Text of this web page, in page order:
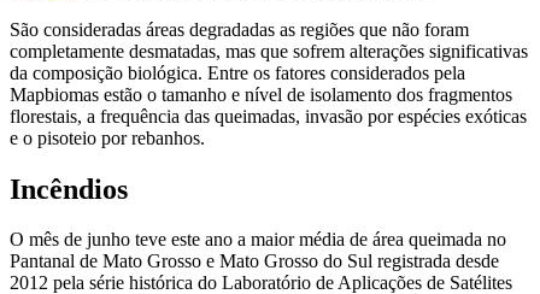
São consideradas áreas degradadas as regiões que não foram
completamente desmatadas, mas que sofrem alterações significativas
da composição biológica. Entre os fatores considerados pela
Mapbiomas estão o tamanho e nível de isolamento dos fragmentos
florestais, a frequência das queimadas, invasão por espécies exóticas
e o pisoteio por rebanhos.
Incêndios
O mês de junho teve este ano a maior média de área queimada no
Pantanal de Mato Grosso e Mato Grosso do Sul registrada desde
2012 pela série histórica do Laboratório de Aplicações de Satélites